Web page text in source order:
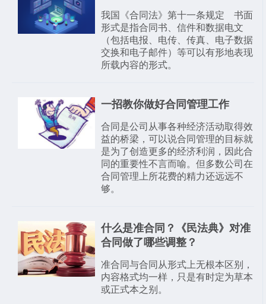
我国《合同法》第十一条规定 书面
形式是指合同书、信件和数据电文
（包括电报、电传、传真、电子数据
交换和电子邮件）等可以有形地表现
所载内容的形式。
一招教你做好合同管理工作
合同是公司从事各种经济活动取得效
益的桥梁，可以说合同管理的目标就
是为了创造更多的经济利润，因此合
同的重要性不言而喻。但多数公司在
合同管理上所花费的精力还远远不
够。
什么是准合同？《民法典》对准
合同做了哪些调整？
准合同与合同从形式上无根本区别，
内容格式均一样，只是有时定为草本
或正式本之别。